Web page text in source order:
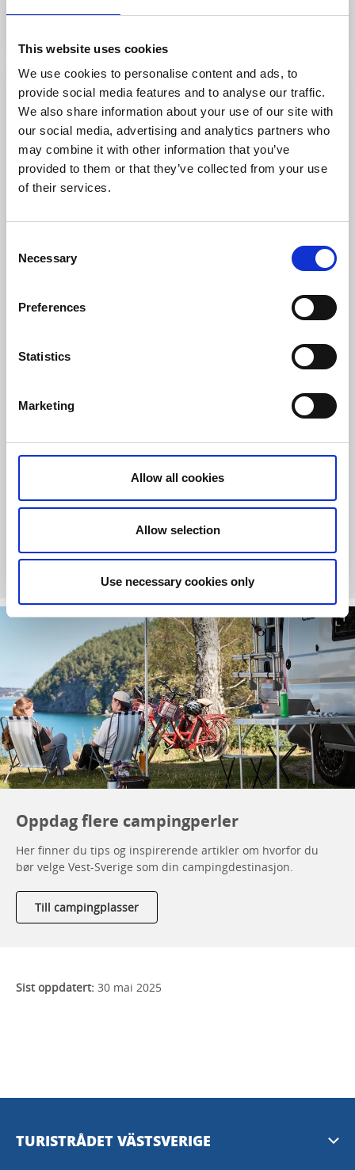
This website uses cookies
We use cookies to personalise content and ads, to
provide social media features and to analyse our traffic.
We also share information about your use of our site with
our social media, advertising and analytics partners who
may combine it with other information that you’ve
provided to them or that they’ve collected from your use
of their services.
Selection
Necessary
Preferences
Statistics
Marketing
Allow all cookies
Allow selection
Use necessary cookies only
Komfortabelt overnattingssted med nærhet til
Liseberg, sentrum og natur. Hytter, vandrerhjem, og
Padle kano, fiske, sykle MTB
Bohusleden etappe 3,Gotaleden etappe 1og
Gotaleden etappe 2
Til hjemmesiden
Oppdag flere campingperler
Her finner du tips og inspirerende artikler om hvorfor du
bør velge Vest-Sverige som din campingdestinasjon.
Till campingplasser
Sist oppdatert: 30 mai 2025
TURISTRÅDET VÄSTSVERIGE